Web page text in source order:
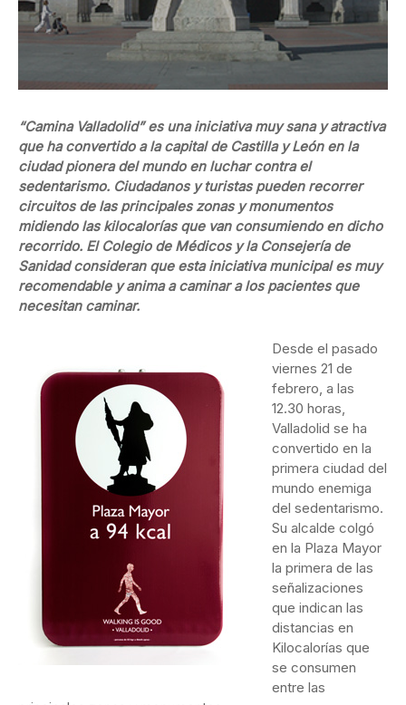
“Camina Valladolid” es una iniciativa muy sana y atractiva
que ha convertido a la capital de Castilla y León en la
ciudad pionera del mundo en luchar contra el
sedentarismo. Ciudadanos y turistas pueden recorrer
circuitos de las principales zonas y monumentos
midiendo las kilocalorías que van consumiendo en dicho
recorrido. El Colegio de Médicos y la Consejería de
Sanidad consideran que esta iniciativa municipal es muy
recomendable y anima a caminar a los pacientes que
necesitan caminar.
Desde el pasado
viernes 21 de
febrero, a las
12.30 horas,
Valladolid se ha
convertido en la
primera ciudad del
mundo enemiga
del sedentarismo.
Su alcalde colgó
en la Plaza Mayor
la primera de las
señalizaciones
que indican las
distancias en
Kilocalorías que
se consumen
entre las